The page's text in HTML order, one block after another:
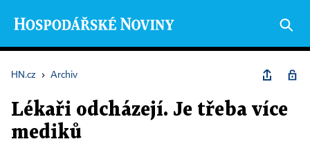
HN.cz › Archiv
Lékaři odcházejí. Je třeba více
mediků